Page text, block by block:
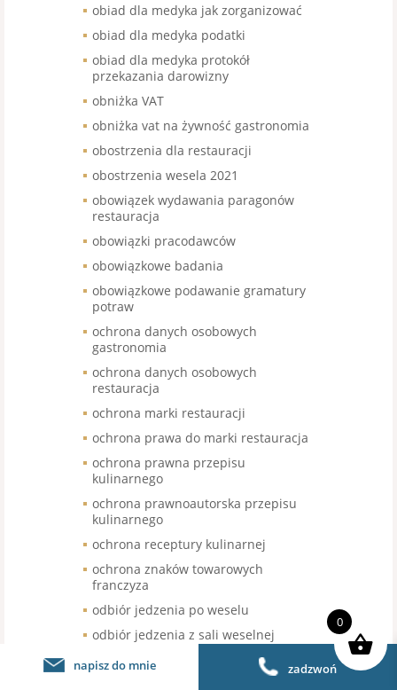
obiad dla medyka jak zorganizować
obiad dla medyka podatki
obiad dla medyka protokół
przekazania darowizny
obniżka VAT
obniżka vat na żywność gastronomia
obostrzenia dla restauracji
obostrzenia wesela 2021
obowiązek wydawania paragonów
restauracja
obowiązki pracodawców
obowiązkowe badania
obowiązkowe podawanie gramatury
potraw
ochrona danych osobowych
gastronomia
ochrona danych osobowych
restauracja
ochrona marki restauracji
ochrona prawa do marki restauracja
ochrona prawna przepisu
kulinarnego
ochrona prawnoautorska przepisu
kulinarnego
ochrona receptury kulinarnej
ochrona znaków towarowych
franczyza
odbiór jedzenia po weselu
odbiór jedzenia z sali weselnej
odbiór nieskonsumowanego jedzenia
po weselu
napisz do mnie zadzwoń
0